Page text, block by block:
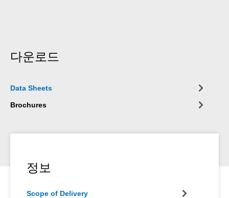
다운로드
Data Sheets
Brochures
정보
Scope of Delivery